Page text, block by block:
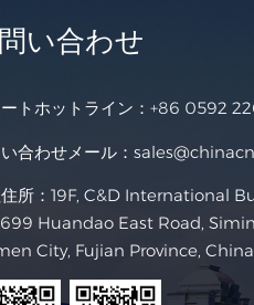
い合わせ
トホットライン：+86 0592
合わせメール：
所：19F, C&D International
Huandao East Road,
City, Fujian Province, China